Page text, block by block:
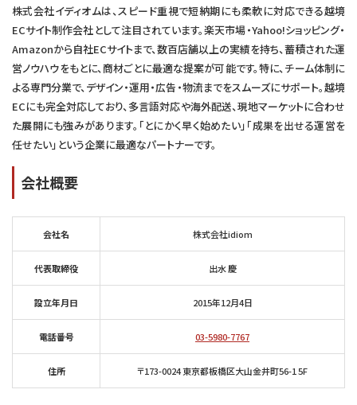
株式会社イディオムは、スピード重視で短納期にも柔軟に対応できる越境
ECサイト制作会社として注目されています。楽天市場・Yahoo!ショッピング・
Amazonから自社ECサイトまで、数百店舗以上の実績を持ち、蓄積された運
営ノウハウをもとに、商材ごとに最適な提案が可能です。特に、チーム体制に
よる専門分業で、デザイン・運用・広告・物流までをスムーズにサポート。越境
ECにも完全対応しており、多言語対応や海外配送、現地マーケットに合わせ
た展開にも強みがあります。「とにかく早く始めたい」「成果を出せる運営を
任せたい」という企業に最適なパートナーです。
会社概要
会社名 株式会社idiom
代表取締役 出水 慶
設立年月日 2015年12月4日
電話番号 03-5980-7767
住所 〒173-0024 東京都板橋区大山金井町56-1 5F